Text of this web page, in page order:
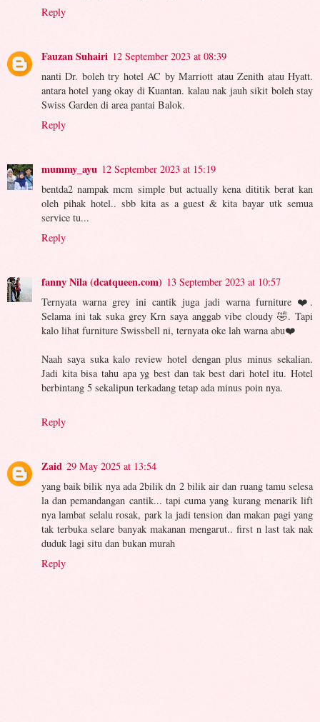
Reply
Fauzan Suhairi 12 September 2023 at 08:39
nanti Dr. boleh try hotel AC by Marriott atau Zenith atau Hyatt.
antara hotel yang okay di Kuantan. kalau nak jauh sikit boleh stay
Swiss Garden di area pantai Balok.
Reply
mummy_ayu 12 September 2023 at 15:19
bentda2 nampak mcm simple but actually kena dititik berat kan
oleh pihak hotel.. sbb kita as a guest & kita bayar utk semua
service tu...
Reply
fanny Nila (dcatqueen.com) 13 September 2023 at 10:57
Ternyata warna grey ini cantik juga jadi warna furniture ❤️.
Selama ini tak suka grey Krn saya anggab vibe cloudy 🤣. Tapi
kalo lihat furniture Swissbell ni, ternyata oke lah warna abu❤️
Naah saya suka kalo review hotel dengan plus minus sekalian.
Jadi kita bisa tahu apa yg best dan tak best dari hotel itu. Hotel
berbintang 5 sekalipun terkadang tetap ada minus poin nya.
Reply
Zaid 29 May 2025 at 13:54
yang baik bilik nya ada 2bilik dn 2 bilik air dan ruang tamu selesa
la dan pemandangan cantik... tapi cuma yang kurang menarik lift
nya lambat selalu rosak, park la jadi tension dan makan pagi yang
tak terbuka selare banyak makanan mengarut.. first n last tak nak
duduk lagi situ dan bukan murah
Reply